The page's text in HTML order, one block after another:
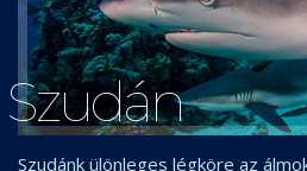
Szudán
Szudánk ülönleges légköre az